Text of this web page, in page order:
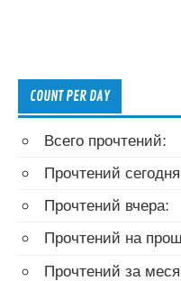
COUNT PER DAY
Всего прочтений:
Прочтений
Прочтений вчера:
Прочтений на
Прочтений за